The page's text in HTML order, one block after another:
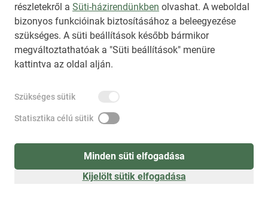
részletekről a Süti-házirendünkben olvashat. A weboldal
bizonyos funkcióinak biztosításához a beleegyezése
szükséges. A süti beállítások később bármikor
megváltoztathatóak a "Süti beállítások" menüre
kattintva az oldal alján.
Szükséges sütik
Statisztika célú sütik
Minden süti elfogadása
Kijelölt sütik elfogadása
HIRADO.HU MEDIAKLIKK.HU
M4SPORT.HU NEMZETISPORT.HU
NEMZETI KÖZLEMÉNYTÁR MEGRENDELÉS
AKADÁLYMENTESÍTÉSI NYILATKOZAT
SÚGÓ
Süti beállítások